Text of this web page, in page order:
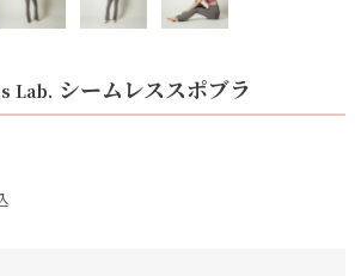
Lab. シームレススポブラ